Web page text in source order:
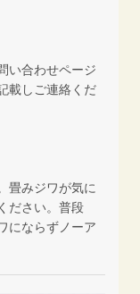
い合わせページ
載しご連絡くだ
畳みジワが気に
ださい。普段
にならずノーア